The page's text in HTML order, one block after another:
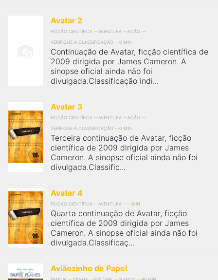
Avatar 2
FICÇÃO CIENTÍFICA AVENTURA
AÇÃO
VERIFIQUE A CLASSIFICAÇÃO
0 MIN
Continuação de Avatar, ficção científica de
2009 dirigida por James Cameron. A
sinopse oficial ainda não foi
divulgada.Classificação indi...
Avatar 3
FICÇÃO CIENTÍFICA AVENTURA
AÇÃO
VERIFIQUE A CLASSIFICAÇÃO
0 MIN
Terceira continuação de Avatar, ficção
científica de 2009 dirigida por James
Cameron. A sinopse oficial ainda não foi
divulgada.Classific...
Avatar 4
FICÇÃO CIENTÍFICA AVENTURA MIN
Quarta continuação de Avatar, ficção
científica de 2009 dirigida por James
Cameron. A sinopse oficial ainda não foi
divulgada.Classificaç...
Aviãozinho de Papel